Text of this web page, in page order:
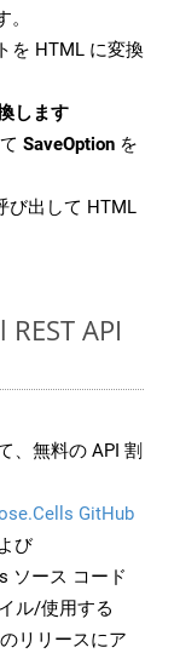
を HTML に変換
します
SaveOption を
び出して HTML
API
、無料の API 割
GitHub
び
ソース コード
ル/使用する
リリースにア